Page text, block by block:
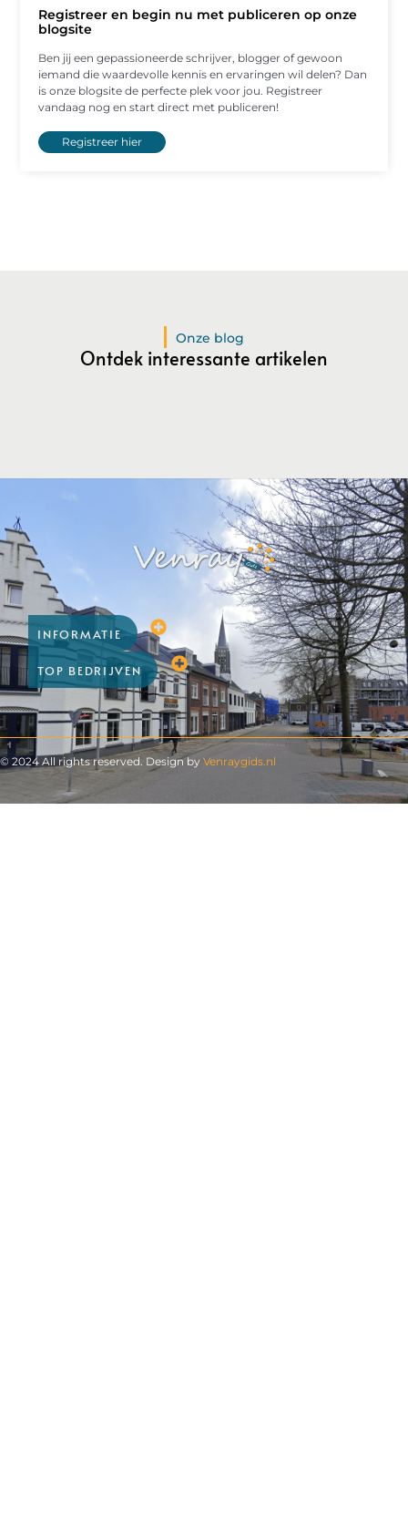
Registreer en begin nu met publiceren op onze
blogsite
Ben jij een gepassioneerde schrijver, blogger of gewoon
iemand die waardevolle kennis en ervaringen wil delen? Dan
is onze blogsite de perfecte plek voor jou. Registreer
vandaag nog en start direct met publiceren!
Registreer hier
Onze blog
Ontdek interessante artikelen
INFORMATIE
TOP BEDRIJVEN
© 2024 All rights reserved. Design by Venraygids.nl